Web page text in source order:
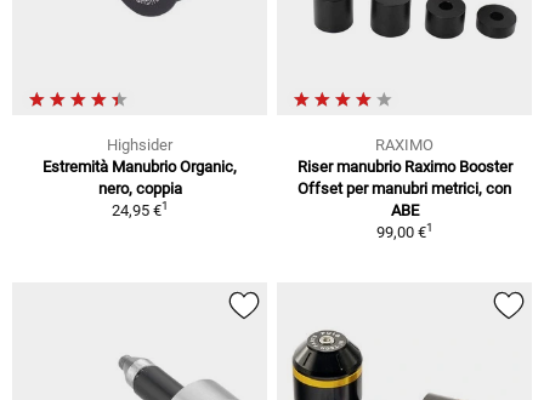
Highsider
Estremità Manubrio Organic,
nero, coppia
24,95 €1
RAXIMO
Riser manubrio Raximo Booster
Offset per manubri metrici, con
ABE
99,00 €1